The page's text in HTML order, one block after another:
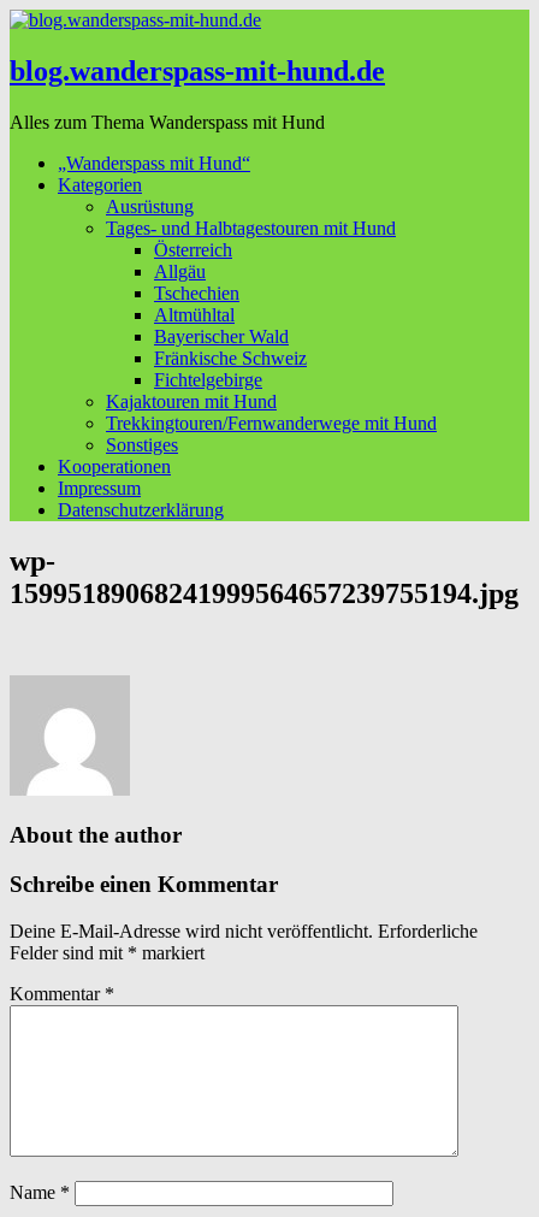
blog.wanderspass-mit-hund.de
Alles zum Thema Wanderspass mit Hund
„Wanderspass mit Hund“
Kategorien
Ausrüstung
Tages- und Halbtagestouren mit Hund
Österreich
Allgäu
Tschechien
Altmühltal
Bayerischer Wald
Fränkische Schweiz
Fichtelgebirge
Kajaktouren mit Hund
Trekkingtouren/Fernwanderwege mit Hund
Sonstiges
Kooperationen
Impressum
Datenschutzerklärung
wp-
15995189068241999564657239755194.jpg
About the author
Schreibe einen Kommentar
Deine E-Mail-Adresse wird nicht veröffentlicht. Erforderliche
Felder sind mit * markiert
Kommentar *
Name *